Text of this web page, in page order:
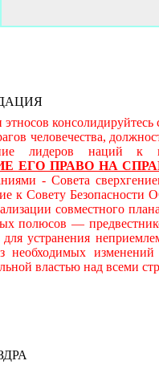
человечества,
лидеров наций
ЕГО ПРАВО НА
- Совета
к Совету
совместного
полюсов —
устранения
необходимых
властью над всеми